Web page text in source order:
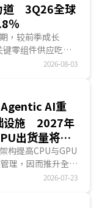
道 3Q26全球
％
，较前季成长
零组件供应吃
端业者的服務器采
，除较大型云端
器涨价亦较难接
第3季，全球服務器
季季增2.8%，成
较前季放缓...
2026-08-03
Agentic AI重
设施 2027年
出货量将突
颗 ARM架
CPU占比估提
构提高CPU与GPU
理，因而推升全球
达4,857.4万颗，
2026-07-23